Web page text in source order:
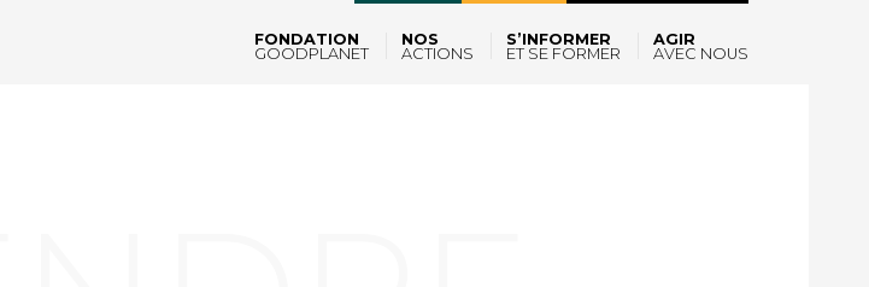
FONDATION
GOODPLANET
NOS
ACTIONS
S’INFORMER
ET SE FORMER
AGIR
AVEC NOUS